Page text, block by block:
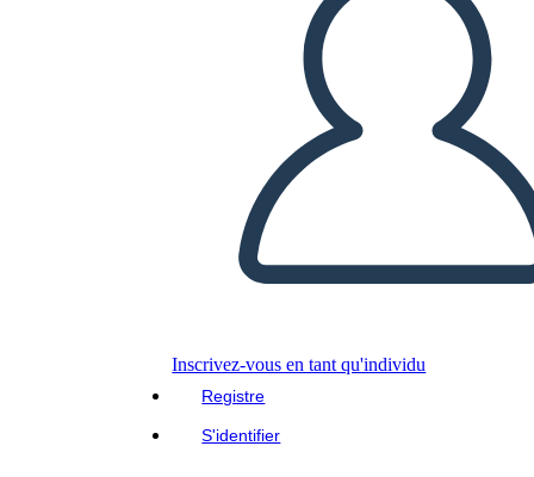
Inscrivez-vous en tant qu'individu
Registre
S'identifier
LIRE LE DIAPORAMA
LIS-MOI